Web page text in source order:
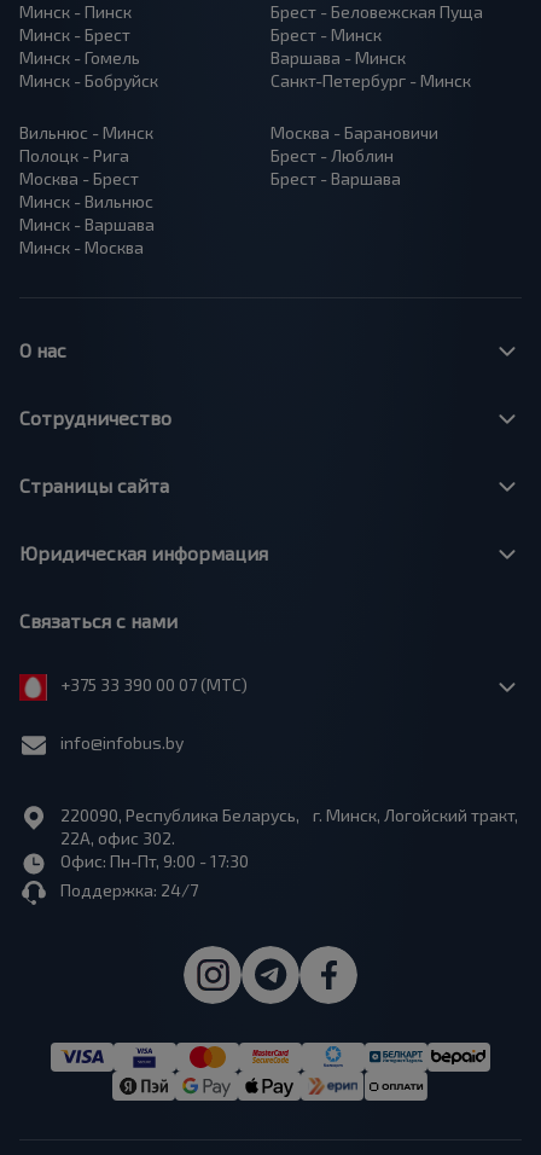
Минск - Пинск
Минск - Брест
Минск - Гомель
Минск - Бобруйск
Брест - Беловежская Пуща
Брест - Минск
Варшава - Минск
Санкт-Петербург - Минск
Вильнюс - Минск
Полоцк - Рига
Москва - Брест
Минск - Вильнюс
Минск - Варшава
Минск - Москва
Москва - Барановичи
Брест - Люблин
Брест - Варшава
О нас
Сотрудничество
Страницы сайта
Юридическая информация
Связаться с нами
+375 33 390 00 07 (МТС)
info@infobus.by
220090, Республика Беларусь, г. Минск, Логойский тракт,
22А, офис 302.
Офис: Пн-Пт, 9:00 - 17:30
Поддержка: 24/7